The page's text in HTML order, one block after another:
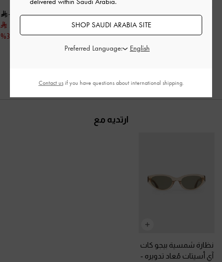
300.00
400.00
300.00
خصم 25%
375.00
خصم 33%
ارتديه مع
نظارة شمسية بيجو كات
آي أسيتات مُعاد تدويره -
SHOP SAUDI ARABIA SITE
Preferred Language:
Contact usif you have questions about international shipping.